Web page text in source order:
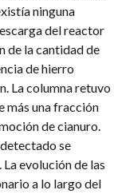
ninguna
del reactor
de la cantidad de
de hierro
La columna retuvo
más una fracción
de cianuro.
se
evolución de las
a lo largo del